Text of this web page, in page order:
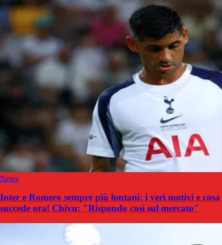
News
Inter e Romero sempre più lontani: i veri motivi e cosa
succede ora! Chivu: "Rispondo così sul mercato"